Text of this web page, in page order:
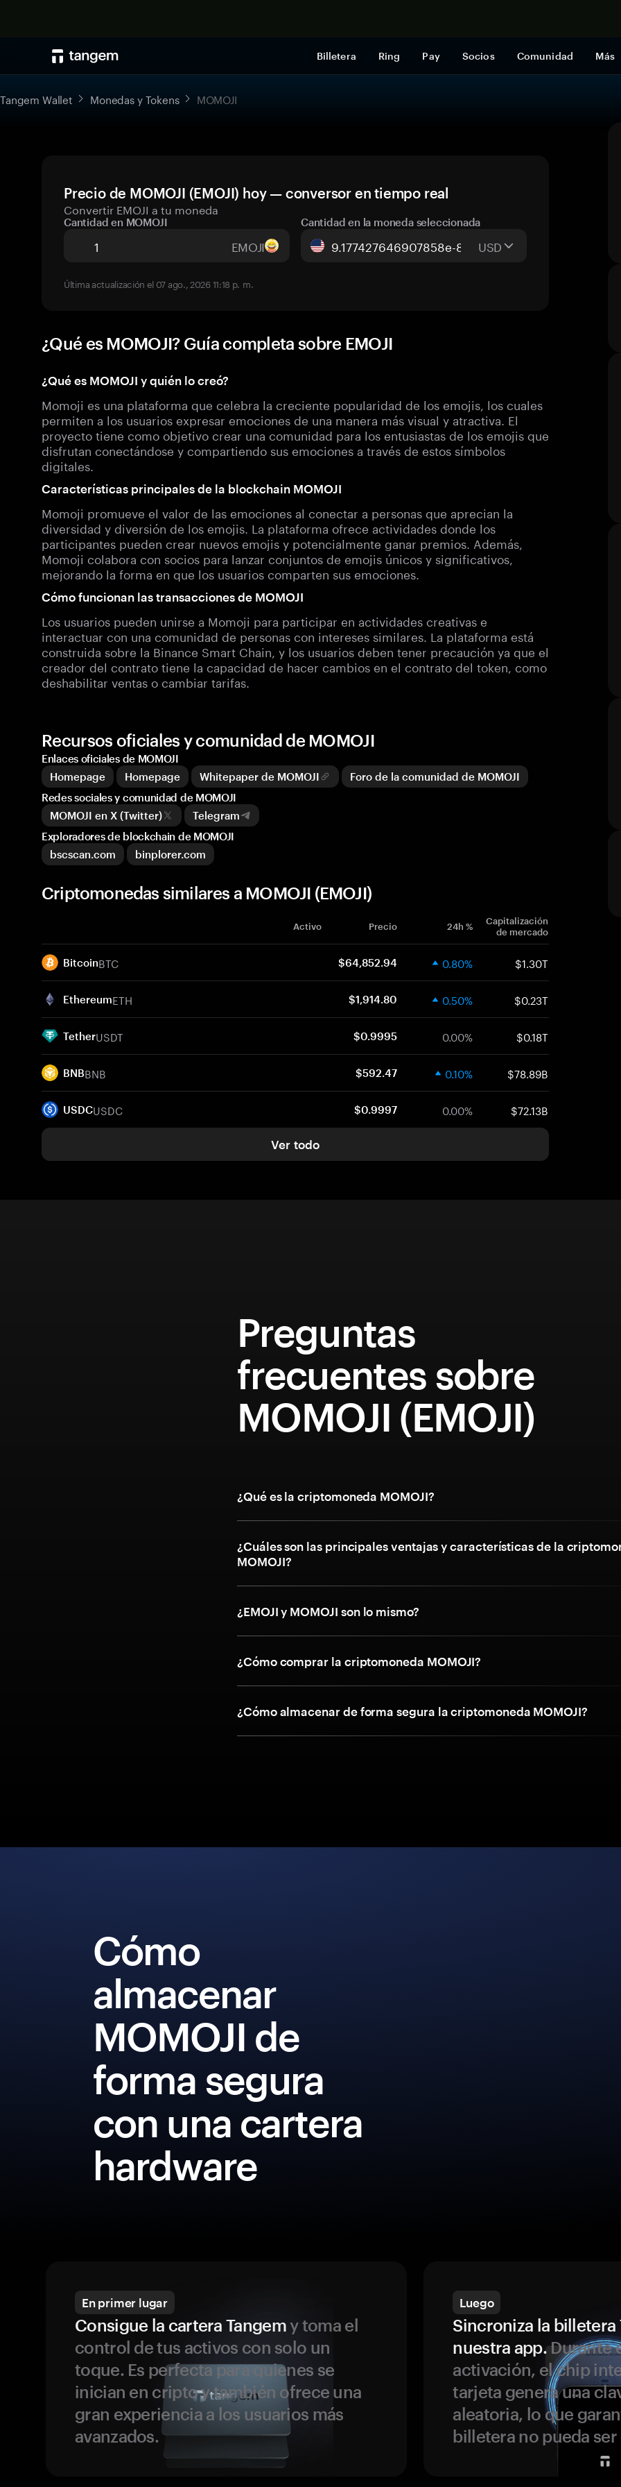
Billetera Ring Pay Socios Comunidad Más
Tangem Wallet Monedas y Tokens MOMOJI
Precio de MOMOJI (EMOJI) hoy — conversor en tiempo real
Convertir EMOJI a tu moneda
Cantidad en MOMOJI
EMOJI
Cantidad en la moneda seleccionada
USD
Última actualización el 07 ago., 2026 11:18 p. m.
¿Qué es MOMOJI? Guía completa sobre EMOJI
¿Qué es MOMOJI y quién lo creó?
Momoji es una plataforma que celebra la creciente popularidad de los emojis, los cuales
permiten a los usuarios expresar emociones de una manera más visual y atractiva. El
proyecto tiene como objetivo crear una comunidad para los entusiastas de los emojis que
disfrutan conectándose y compartiendo sus emociones a través de estos símbolos
digitales.
Características principales de la blockchain MOMOJI
Momoji promueve el valor de las emociones al conectar a personas que aprecian la
diversidad y diversión de los emojis. La plataforma ofrece actividades donde los
participantes pueden crear nuevos emojis y potencialmente ganar premios. Además,
Momoji colabora con socios para lanzar conjuntos de emojis únicos y significativos,
mejorando la forma en que los usuarios comparten sus emociones.
Cómo funcionan las transacciones de MOMOJI
Los usuarios pueden unirse a Momoji para participar en actividades creativas e
interactuar con una comunidad de personas con intereses similares. La plataforma está
construida sobre la Binance Smart Chain, y los usuarios deben tener precaución ya que el
creador del contrato tiene la capacidad de hacer cambios en el contrato del token, como
deshabilitar ventas o cambiar tarifas.
Recursos oficiales y comunidad de MOMOJI
Enlaces oficiales de MOMOJI
Homepage
Homepage Whitepaper de MOMOJI
Foro de la comunidad de MOMOJI
Redes sociales y comunidad de MOMOJI
MOMOJI en X (Twitter)
Telegram
Exploradores de blockchain de MOMOJI
bscscan.com
binplorer.com
Criptomonedas similares a MOMOJI (EMOJI)
Activo Precio 24h %
Capitalización
de mercado
BitcoinBTC $64,852.94 0.80% $1.30T
EthereumETH $1,914.80 0.50% $0.23T
TetherUSDT $0.9995 0.00% $0.18T
BNBBNB $592.47 0.10% $78.89B
USDCUSDC $0.9997 0.00% $72.13B
Ver todo
Preguntas
frecuentes sobre
MOMOJI (EMOJI)
¿Qué es la criptomoneda MOMOJI?
¿Cuáles son las principales ventajas y características de la
MOMOJI?
¿EMOJI y MOMOJI son lo mismo?
¿Cómo comprar la criptomoneda MOMOJI?
¿Cómo almacenar de forma segura la criptomoneda MOMOJI?
Cómo
almacenar
MOMOJI de
forma segura
con una cartera
hardware
En primer lugar
Consigue la cartera Tangemy toma el
control de tus activos con solo un
toque. Es perfecta para quienes se
inician en cripto y también ofrece una
gran experiencia a los usuarios más
avanzados.
Luego
Sincroniza la billetera
nuestra app.Durante
activación, el chip
tarjeta genera una
aleatoria, lo que
billetera no pueda